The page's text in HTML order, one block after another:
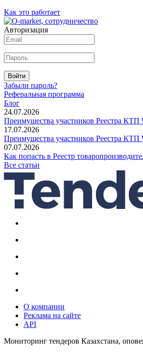
Как это работает
Авторизация
Войти
Забыли пароль?
Реферальная программа
Блог
24.07.2026
Преимущества участников Реестра
17.07.2026
Преимущества участников Реестра
07.07.2026
Как попасть в Реестр
Все статьи
О компании
Реклама на сайте
API
Мониторинг тендеров Казахстана,